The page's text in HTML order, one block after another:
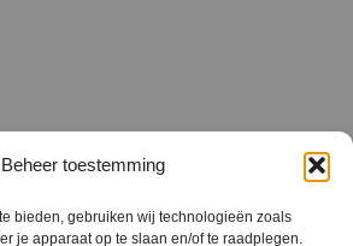
Beheer toestemming
bieden, gebruiken wij technologieën zoals
je apparaat op te slaan en/of te raadplegen.